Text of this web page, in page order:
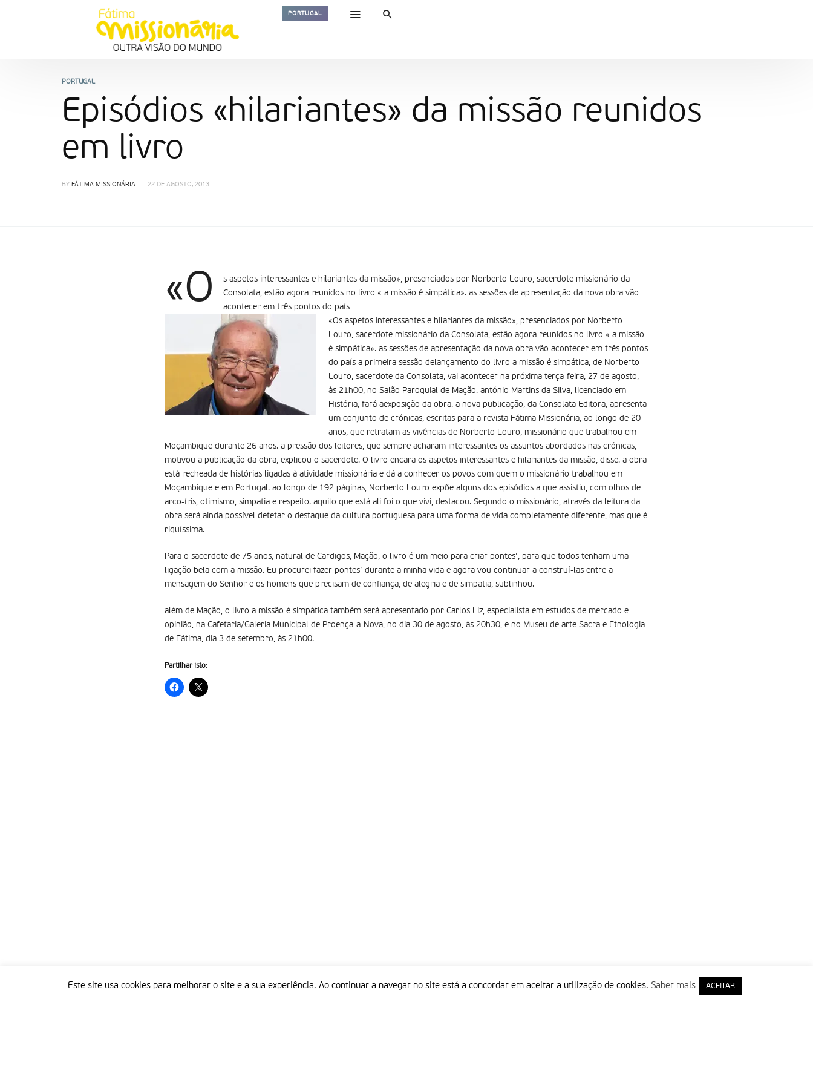
PORTUGAL
PORTUGAL
Episódios «hilariantes» da missão reunidos
em livro
BY FÁTIMA MISSIONÁRIA 22 DE AGOSTO, 2013
«O
s aspetos interessantes e hilariantes da missão», presenciados por Norberto Louro, sacerdote missionário da
Consolata, estão agora reunidos no livro « a missão é simpática». as sessões de apresentação da nova obra vão
acontecer em três pontos do país
«Os aspetos interessantes e hilariantes da missão», presenciados por Norberto
Louro, sacerdote missionário da Consolata, estão agora reunidos no livro « a missão
é simpática». as sessões de apresentação da nova obra vão acontecer em três pontos
do país a primeira sessão delançamento do livro a missão é simpática, de Norberto
Louro, sacerdote da Consolata, vai acontecer na próxima terça-feira, 27 de agosto,
às 21h00, no Salão Paroquial de Mação. antónio Martins da Silva, licenciado em
História, fará aexposição da obra. a nova publicação, da Consolata Editora, apresenta
um conjunto de crónicas, escritas para a revista Fátima Missionária, ao longo de 20
anos, que retratam as vivências de Norberto Louro, missionário que trabalhou em
Moçambique durante 26 anos. a pressão dos leitores, que sempre acharam interessantes os assuntos abordados nas crónicas,
motivou a publicação da obra, explicou o sacerdote. O livro encara os aspetos interessantes e hilariantes da missão, disse. a obra
está recheada de histórias ligadas à atividade missionária e dá a conhecer os povos com quem o missionário trabalhou em
Moçambique e em Portugal. ao longo de 192 páginas, Norberto Louro expõe alguns dos episódios a que assistiu, com olhos de
arco-íris, otimismo, simpatia e respeito. aquilo que está ali foi o que vivi, destacou. Segundo o missionário, através da leitura da
obra será ainda possível detetar o destaque da cultura portuguesa para uma forma de vida completamente diferente, mas que é
riquíssima.
Para o sacerdote de 75 anos, natural de Cardigos, Mação, o livro é um meio para criar pontes’, para que todos tenham uma
ligação bela com a missão. Eu procurei fazer pontes’ durante a minha vida e agora vou continuar a construí-las entre a
mensagem do Senhor e os homens que precisam de confiança, de alegria e de simpatia, sublinhou.
além de Mação, o livro a missão é simpática também será apresentado por Carlos Liz, especialista em estudos de mercado e
opinião, na Cafetaria/Galeria Municipal de Proença-a-Nova, no dia 30 de agosto, às 20h30, e no Museu de arte Sacra e Etnologia
de Fátima, dia 3 de setembro, às 21h00.
Partilhar isto:
Este site usa cookies para melhorar o site e a sua experiência. Ao continuar a navegar no site está a concordar em aceitar a utilização de cookies. Saber mais ACEITAR